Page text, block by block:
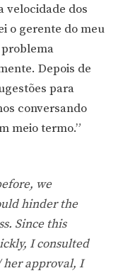
velocidade dos
o gerente do meu
Depois de
para
conversando
meio termo.”
we
hinder the
Since this
I consulted
her approval, I